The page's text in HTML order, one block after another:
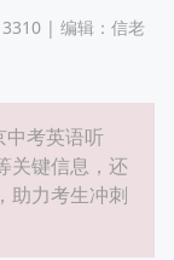
| 编辑：信老
中考英语听
关键信息，还
助力考生冲刺